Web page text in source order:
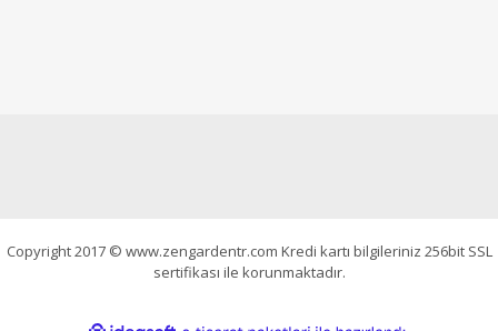
Copyright 2017 © www.zengardentr.com Kredi kartı bilgileriniz 256bit SSL
sertifikası ile korunmaktadır.